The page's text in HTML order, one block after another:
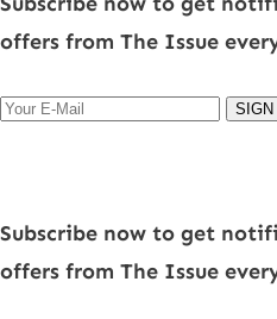
offers from The Issue
SIGN
Subscribe now to get
offers from The Issue